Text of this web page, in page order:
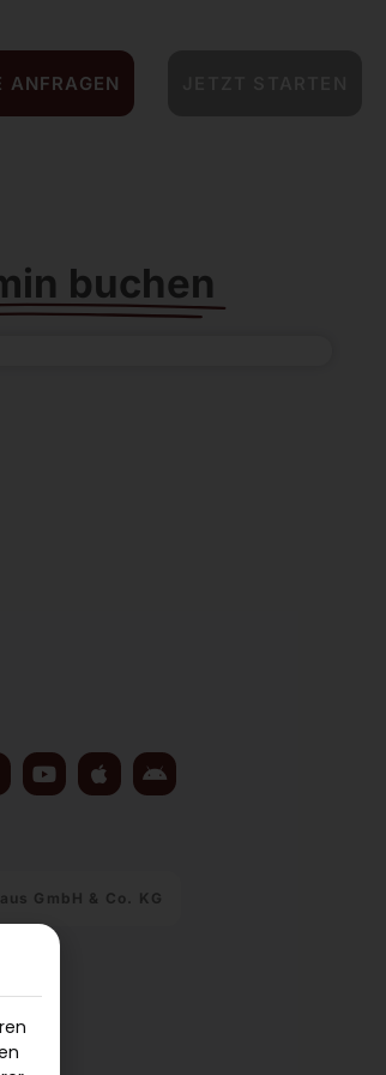
ANFRAGEN
buchen
GmbH & Co. KG